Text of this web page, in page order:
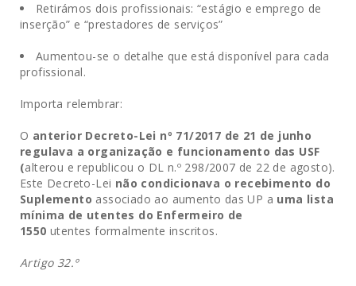
Retirámos dois profissionais: “estágio e emprego de
inserção” e “prestadores de serviços”
Aumentou-se o detalhe que está disponível para cada
profissional.
Importa relembrar:
O anterior Decreto-Lei nº 71/2017 de 21 de junho
regulava a organização e funcionamento das USF
(alterou e republicou o DL n.º 298/2007 de 22 de agosto).
Este Decreto-Lei não condicionava o recebimento do
Suplemento associado ao aumento das UP a uma lista
mínima de utentes do Enfermeiro de
1550 utentes formalmente inscritos.
Artigo 32.º